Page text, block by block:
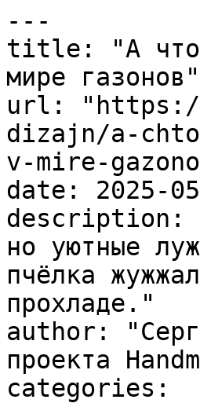
---
title: "А что
мире газонов"
url: "https://
dizajn/a-
v-mire-
date: 2025-
description:
но уютные
пчёлка
прохладе."
author:
проекта
categories: